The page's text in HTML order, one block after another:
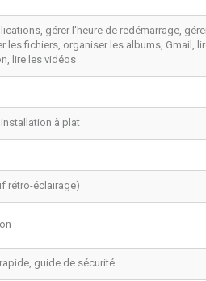
gérer l'heure de redémarrage,
les fichiers, organiser les albums, Gmail,
lire les vidéos
à plat
rétro-éclairage)
guide de sécurité